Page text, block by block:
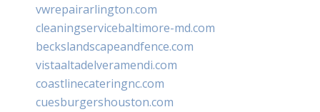
vwrepairarlington.com
cleaningservicebaltimore-md.com
beckslandscapeandfence.com
vistaaltadelveramendi.com
coastlinecateringnc.com
cuesburgershouston.com